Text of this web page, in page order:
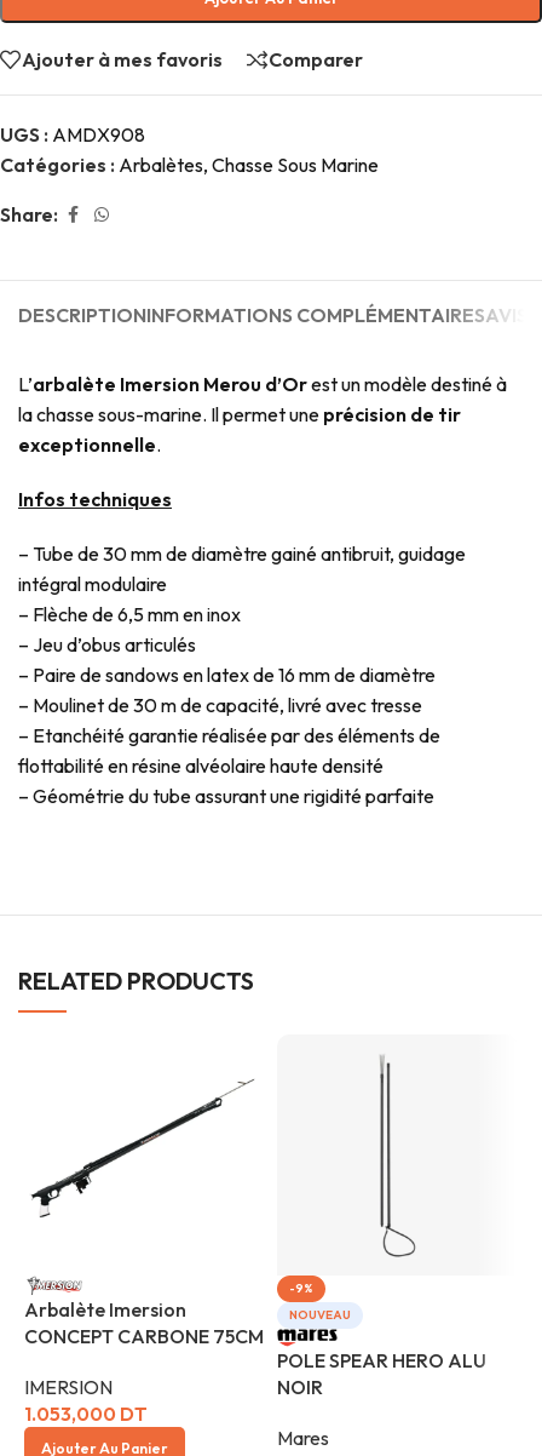
Ajouter à mes favoris Comparer
UGS : AMDX908
Catégories : Arbalètes, Chasse Sous Marine
Share:
DESCRIPTIONINFORMATIONS COMPLÉMENTAIRESAVIS
L’arbalète Imersion Merou d’Orest un modèle destiné à
la chasse sous-marine. Il permet une précision de tir
exceptionnelle.
Infos techniques
– Tube de 30 mm de diamètre gainé antibruit, guidage
intégral modulaire
– Flèche de 6,5 mm en inox
– Jeu d’obus articulés
– Paire de sandows en latex de 16 mm de diamètre
– Moulinet de 30 m de capacité, livré avec tresse
– Etanchéité garantie réalisée par des éléments de
flottabilité en résine alvéolaire haute densité
– Géométrie du tube assurant une rigidité parfaite
RELATED PRODUCTS
Arbalète Imersion
CONCEPT CARBONE 75CM
IMERSION
1.053,000 DT
Ajouter Au Panier
-9%
NOUVEAU
POLE SPEAR HERO ALU
NOIR
Mares